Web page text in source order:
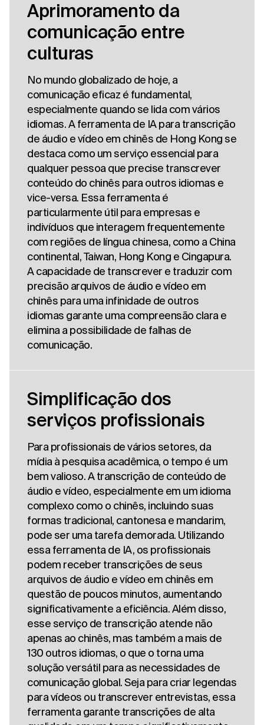
Aprimoramento da
comunicação entre
culturas
No mundo globalizado de hoje, a
comunicação eficaz é fundamental,
especialmente quando se lida com vários
idiomas. A ferramenta de IA para transcrição
de áudio e vídeo em chinês de Hong Kong se
destaca como um serviço essencial para
qualquer pessoa que precise transcrever
conteúdo do chinês para outros idiomas e
vice-versa. Essa ferramenta é
particularmente útil para empresas e
indivíduos que interagem frequentemente
com regiões de língua chinesa, como a China
continental, Taiwan, Hong Kong e Cingapura.
A capacidade de transcrever e traduzir com
precisão arquivos de áudio e vídeo em
chinês para uma infinidade de outros
idiomas garante uma compreensão clara e
elimina a possibilidade de falhas de
comunicação.
Simplificação dos
serviços profissionais
Para profissionais de vários setores, da
mídia à pesquisa acadêmica, o tempo é um
bem valioso. A transcrição de conteúdo de
áudio e vídeo, especialmente em um idioma
complexo como o chinês, incluindo suas
formas tradicional, cantonesa e mandarim,
pode ser uma tarefa demorada. Utilizando
essa ferramenta de IA, os profissionais
podem receber transcrições de seus
arquivos de áudio e vídeo em chinês em
questão de poucos minutos, aumentando
significativamente a eficiência. Além disso,
esse serviço de transcrição atende não
apenas ao chinês, mas também a mais de
130 outros idiomas, o que o torna uma
solução versátil para as necessidades de
comunicação global. Seja para criar legendas
para vídeos ou transcrever entrevistas, essa
ferramenta garante transcrições de alta